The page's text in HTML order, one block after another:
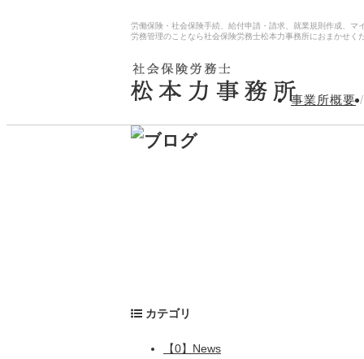
労働保険・社会保険手続、給付申請・請求、就業規則作成、マ
労務管理のことなら社会保険労務士松本力事務所におまかせく
事業所概要 /
カテゴリ
【0】News